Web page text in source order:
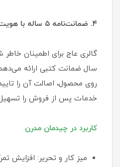
۴. ضمانت‌نامه ۵ ساله با هویت دیجیتال
روی محصول، اصالت آن را
خدمات پس از فروش را
کاربرد در چیدمان مدرن
میز کار و تحریر: افزایش